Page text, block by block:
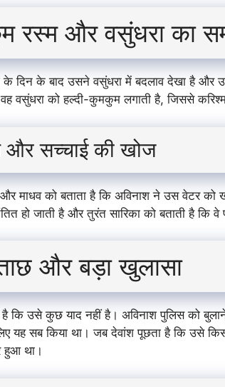
रस्म और वसुंधरा का
दिन के बाद उसने वसुंधरा में बदलाव देखा है और
वसुंधरा को हल्दी-कुमकुम लगाती है, जिससे
और सच्चाई की खोज
माधव को बताता है कि अविनाश ने उस वेटर
हो जाती है और तुरंत सारिका को बताती है कि
और बड़ा खुलासा
कि उसे कुछ याद नहीं है। अविनाश पुलिस को
यह सब किया था। जब देवांश पूछता है कि उसे
हुआ था।